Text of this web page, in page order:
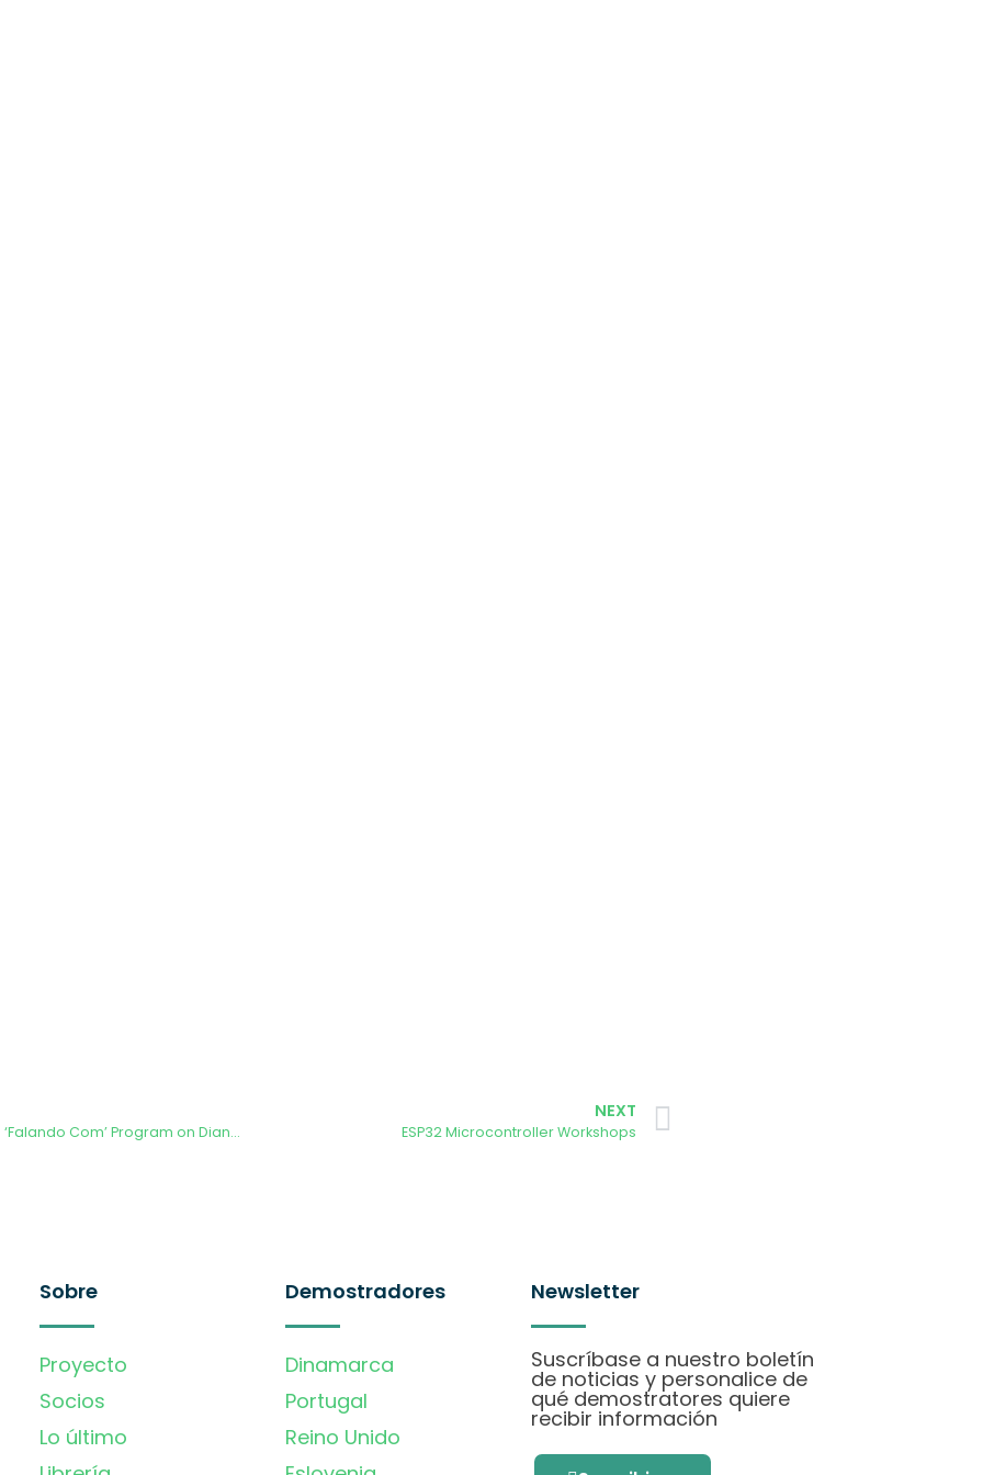
The Energy Future on ‘Falando Com’ Program on DianaFM
NEXT
ESP32 Microcontroller Workshops
Sobre
Proyecto
Socios
Lo último
Demostradores
Dinamarca
Portugal
Reino Unido
Newsletter
Suscríbase a nuestro boletín
de noticias y personalice de
qué demostratores quiere
recibir información